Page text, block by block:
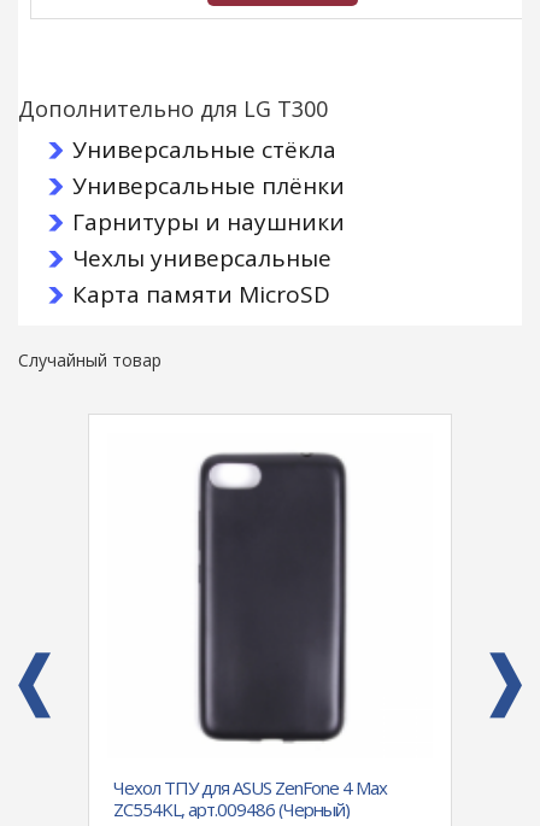
Дополнительно для LG T300
Универсальные стёкла
Универсальные плёнки
Гарнитуры и наушники
Чехлы универсальные
Карта памяти MicroSD
Случайный товар
Чехол ТПУ для ASUS ZenFone 4 Max
ZC554KL, арт.009486 (Черный)